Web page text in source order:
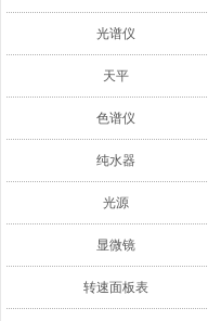
光谱仪
天平
色谱仪
纯水器
光源
显微镜
转速面板表